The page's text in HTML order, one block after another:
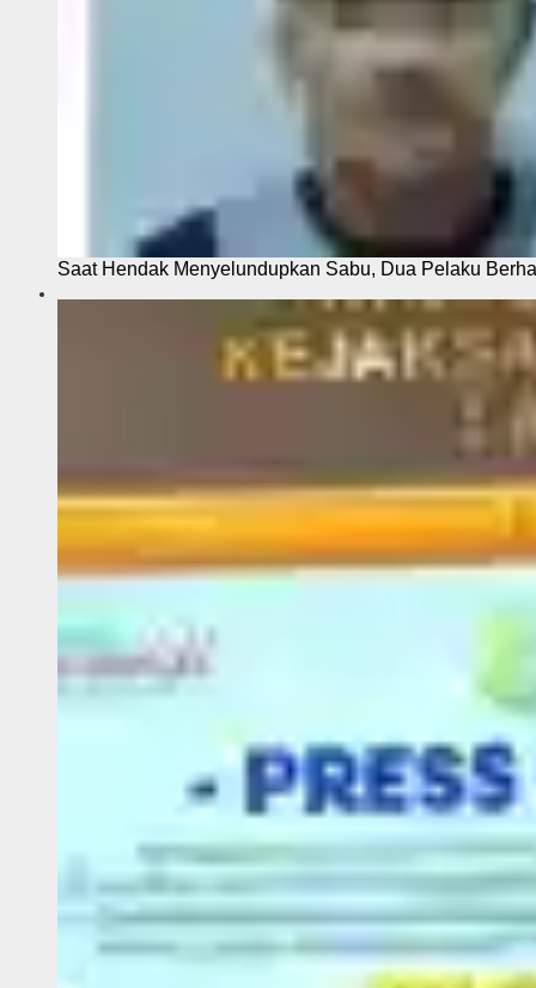
Saat Hendak Menyelundupkan Sabu, Dua Pelaku